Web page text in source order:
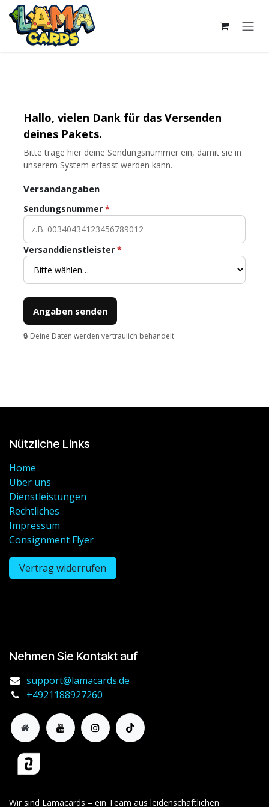
Zum Inhalt springen
Hallo, vielen Dank für das Versenden
deines Pakets.
Bitte trage hier deine Sendungsnummer ein, damit sie in
unserem System erfasst werden kann.
Versandangaben
Sendungsnummer *
Versanddienstleister *
Angaben senden
🔒 Deine Daten werden vertraulich behandelt.
Nützliche Links
Home
Über uns
Dienstleistungen
Rechtliches
Impressum
Consignment Flyer
Vertrag widerrufen
Nehmen Sie Kontakt auf
support@lamacards.de
+4921188927260
Wir sind Lamacards – ein Team aus leidenschaftlichen